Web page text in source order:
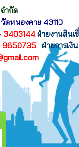
ำกัด
ดหนองคาย 43110
3403144ฝ่ายงานสินเ
9650735 ฝ่ายการเงิน